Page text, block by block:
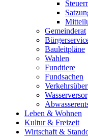
Gemeinderat
Bauleitpläne
Wahlen
Fundtiere
Fundsachen
Leben & Wohnen
Kultur & Freizeit
Wirtschaft &